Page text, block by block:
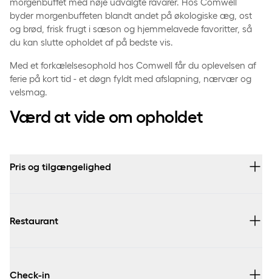
morgenbuffet med nøje udvalgte råvarer. Hos Comwell
byder morgenbuffeten blandt andet på økologiske æg, ost
og brød, frisk frugt i sæson og hjemmelavede favoritter, så
du kan slutte opholdet af på bedste vis.
Med et forkælelsesophold hos Comwell får du oplevelsen af
ferie på kort tid - et døgn fyldt med afslapning, nærvær og
velsmag.
Værd at vide om opholdet
Pris og tilgængelighed
værelsestype og valgte ankomstdato.
Odense, Hvide Hus Aalborg, Kolding, Køge Strand,
Restaurant
sammensat af vores køkkenchefer. Receptionen vil informere
Check-in